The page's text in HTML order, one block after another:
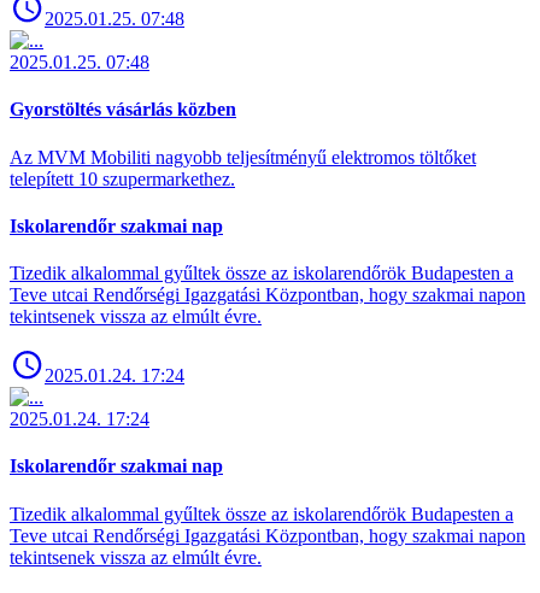
2025.01.25. 07:48
2025.01.25. 07:48
Gyorstöltés vásárlás közben
Az MVM Mobiliti nagyobb teljesítményű elektromos töltőket
telepített 10 szupermarkethez.
Iskolarendőr szakmai nap
Tizedik alkalommal gyűltek össze az iskolarendőrök Budapesten a
Teve utcai Rendőrségi Igazgatási Központban, hogy szakmai napon
tekintsenek vissza az elmúlt évre.
2025.01.24. 17:24
2025.01.24. 17:24
Iskolarendőr szakmai nap
Tizedik alkalommal gyűltek össze az iskolarendőrök Budapesten a
Teve utcai Rendőrségi Igazgatási Központban, hogy szakmai napon
tekintsenek vissza az elmúlt évre.